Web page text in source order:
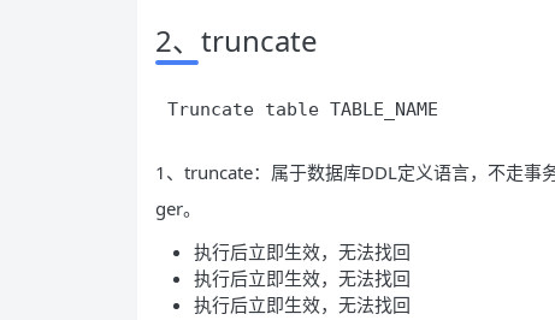
2、truncate
Truncate table TABLE_NAME
1、truncate：属于数据库DDL定义语言，不走
ger。
执行后立即生效，无法找回
执行后立即生效，无法找回
执行后立即生效，无法找回